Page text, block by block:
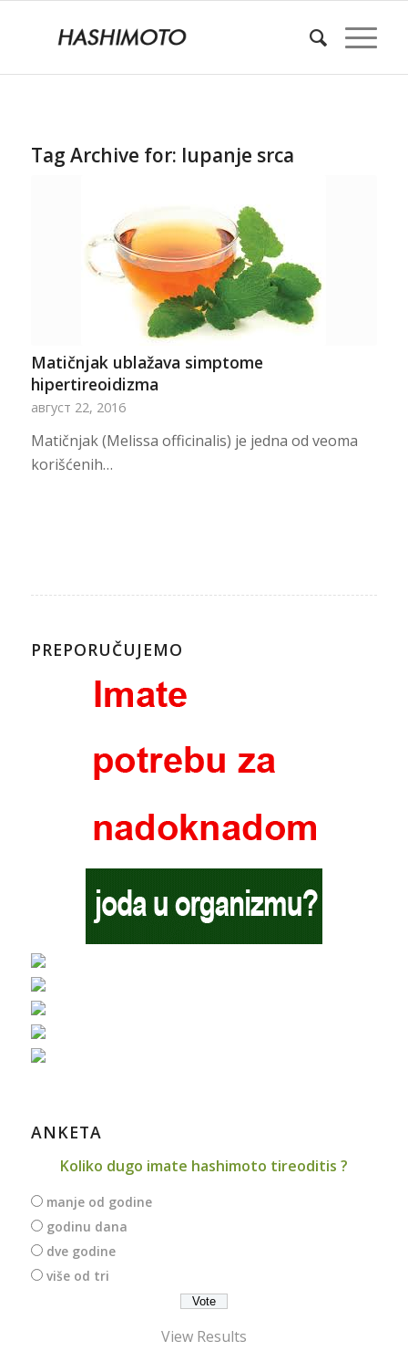
Tag Archive for: lupanje srca
Matičnjak ublažava simptome
hipertireoidizma
август 22, 2016
Matičnjak (Melissa officinalis) je jedna od veoma
korišćenih…
PREPORUČUJEMO
ANKETA
Koliko dugo imate hashimoto tireoditis ?
manje od godine
godinu dana
dve godine
više od tri
View Results